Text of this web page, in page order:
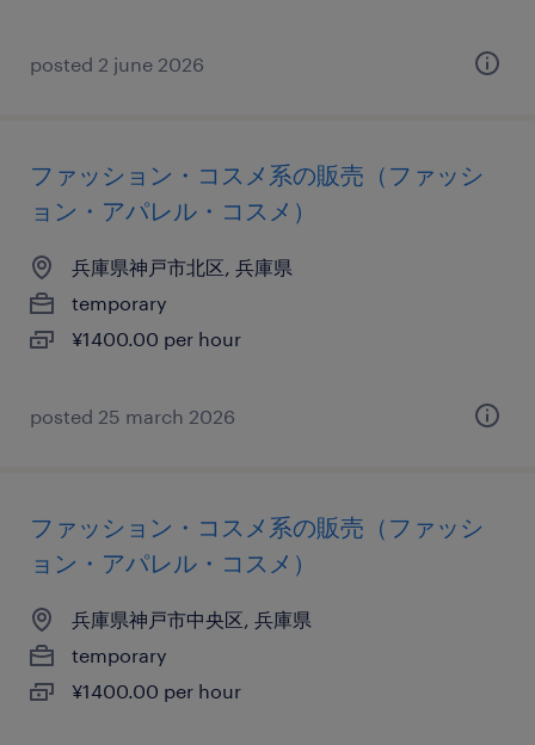
posted 2 june 2026
ファッション・コスメ系の販売（ファッシ
ョン・アパレル・コスメ）
兵庫県神戸市北区, 兵庫県
temporary
¥1400.00 per hour
posted 25 march 2026
ファッション・コスメ系の販売（ファッシ
ョン・アパレル・コスメ）
兵庫県神戸市中央区, 兵庫県
temporary
¥1400.00 per hour